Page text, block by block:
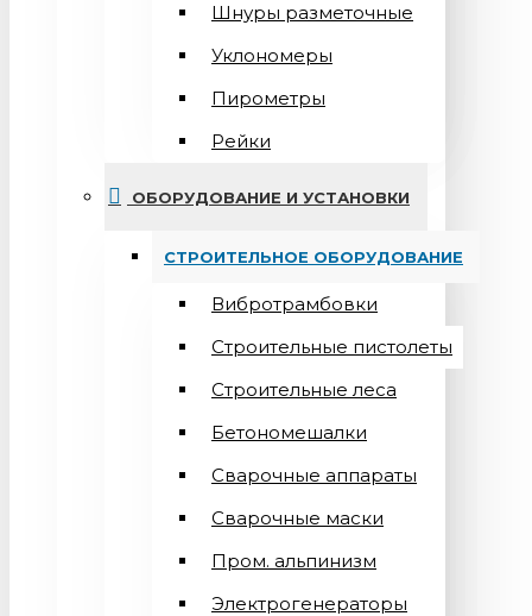
Шнуры разметочные
Уклономеры
Пирометры
Рейки
ОБОРУДОВАНИЕ И УСТАНОВКИ
СТРОИТЕЛЬНОЕ ОБОРУДОВАНИЕ
Вибротрамбовки
Строительные пистолеты
Строительные леса
Бетономешалки
Сварочные аппараты
Cварочные маски
Пром. альпинизм
Электрогенераторы